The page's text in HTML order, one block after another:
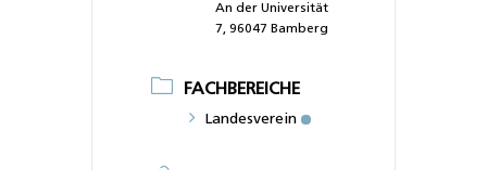
An der Universität
7, 96047 Bamberg
FACHBEREICHE
Landesverein